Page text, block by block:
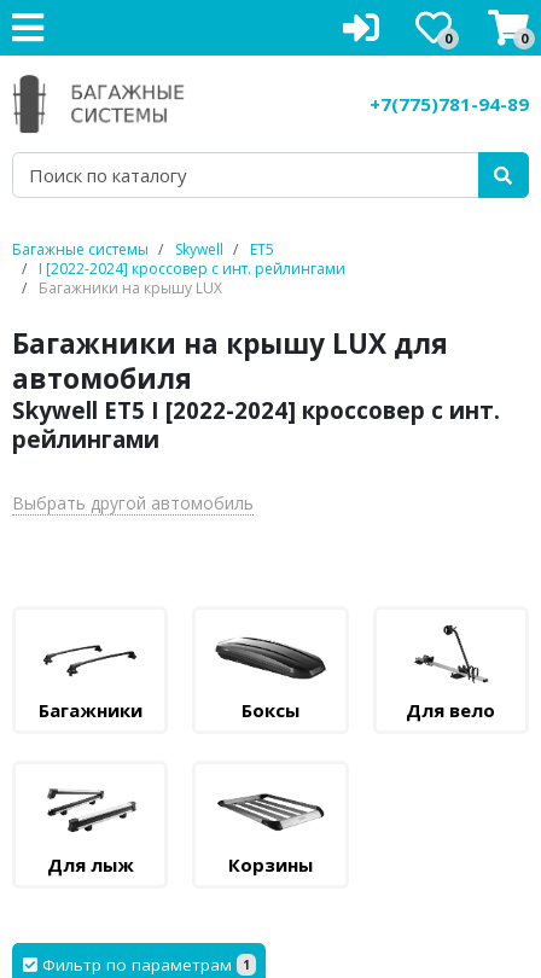
0 0
+7(775)781-94-89
Багажные системы Skywell
ET5
I [2022-2024] кроссовер с инт. рейлингами
Багажники на крышу LUX
Багажники на крышу LUX для
автомобиля
Skywell ET5 I [2022-2024] кроссовер с инт.
рейлингами
Выбрать другой автомобиль
Багажники Боксы Для вело
Для лыж Корзины
Фильтр по параметрам 1
Багажники на крышу
Рейлинги на крышу
Боксы на крышу
Велокрепления
Крепления для лыж
Грузовые корзины
Аксессуары
Услуги